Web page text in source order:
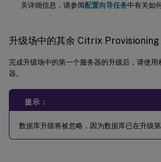
关详细信息，请参阅配置向导任务中有关如
升级场中的其余 Citrix Provisioning
完成升级场中的第一个服务器的升级后，请使用
器。
提示：
数据库升级将被忽略，因为数据库已在升级第